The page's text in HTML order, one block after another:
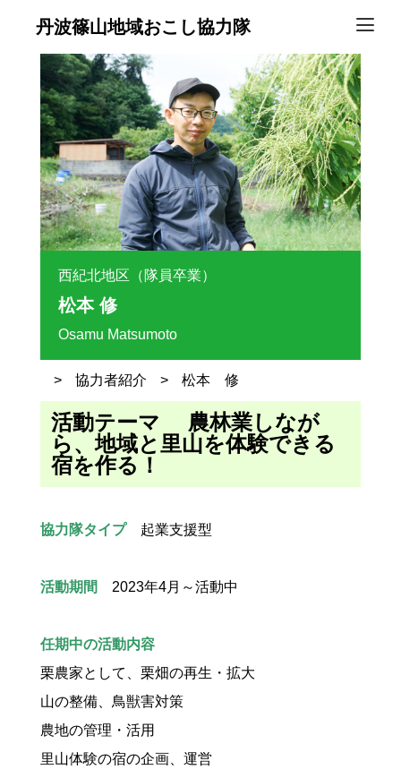
丹波篠山地域おこし協力隊
西紀北地区（隊員卒業）
松本 修
Osamu Matsumoto
> 協力者紹介 > 松本 修
活動テーマ 農林業しなが
ら、地域と里山を体験できる
宿を作る！
協力隊タイプ起業支援型
活動期間 2023年4月～活動中
任期中の活動内容
栗農家として、栗畑の再生・拡大
山の整備、鳥獣害対策
農地の管理・活用
里山体験の宿の企画、運営